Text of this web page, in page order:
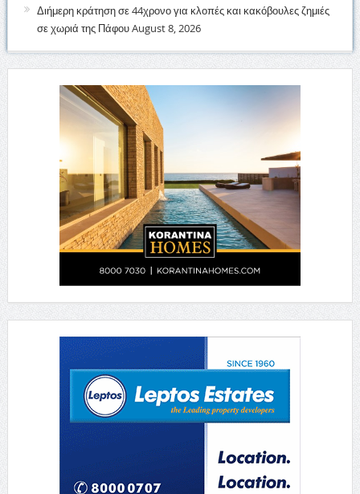
Διήμερη κράτηση σε 44χρονο για κλοπές και κακόβουλες ζημιές
σε χωριά της ΠάφουAugust 8, 2026